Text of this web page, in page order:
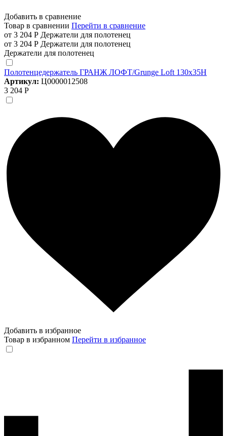
Добавить в сравнение
Товар в сравнении Перейти в сравнение
от 3 204 Р Держатели для полотенец
от 3 204 Р Держатели для полотенец
Держатели для полотенец
Полотенцедержатель ГРАНЖ ЛОФТ/Grunge Loft 130х35Н
Артикул: Ц0000012508
3 204 Р
Добавить в избранное
Товар в избранном Перейти в избранное